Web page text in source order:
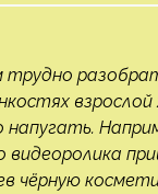
напугать.
видеоролика
чёрную